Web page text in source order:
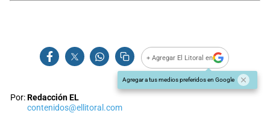
+ Agregar El Litoral en
Agregar a tus medios preferidos en Google
Por:Redacción EL
contenidos@ellitoral.com